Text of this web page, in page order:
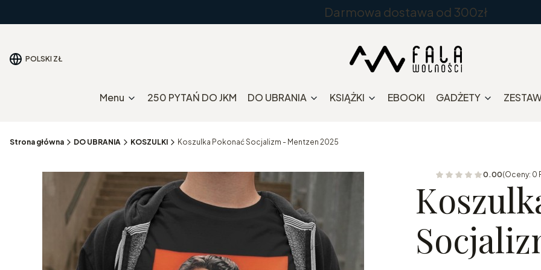
Darmowa dostawa od 300zł
POLSKI ZŁ
Menu 250 PYTAŃ DO JKM DO UBRANIA KSIĄŻKI EBOOKI GADŻETY
Strona główna DO UBRANIA KOSZULKI Koszulka Pokonać Socjalizm - Mentzen 2025
0.00(Oceny: 0